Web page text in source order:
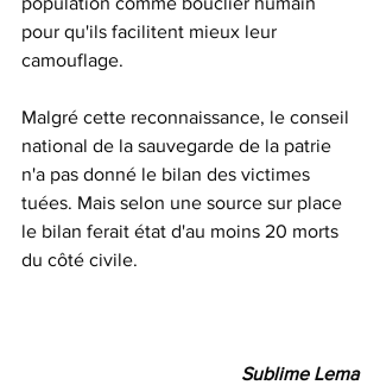
pour qu'ils facilitent mieux leur
camouflage.
Malgré cette reconnaissance, le conseil
national de la sauvegarde de la patrie
n'a pas donné le bilan des victimes
tuées. Mais selon une source sur place
le bilan ferait état d'au moins 20 morts
du côté civile.
Sublime Lema